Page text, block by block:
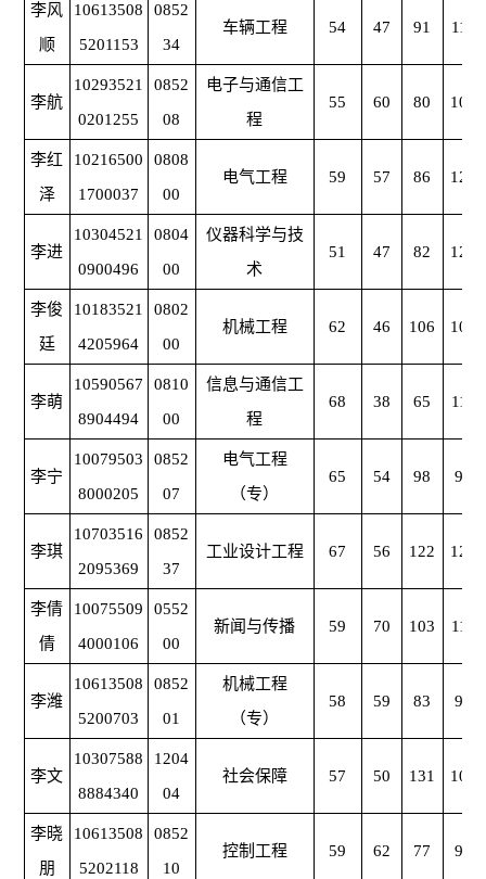
李风
顺
10613508
5201153
0852
34
车辆工程 54 47 91 111
李航
10293521
0201255
0852
08
电子与通信工
程
55 60 80 102
李红
泽
10216500
1700037
0808
00
电气工程 59 57 86 121
李进
10304521
0900496
0804
00
仪器科学与技
术
51 47 82 128
李俊
廷
10183521
4205964
0802
00
机械工程 62 46 106 108
李萌
10590567
8904494
0810
00
信息与通信工
程
68 38 65 116
李宁
10079503
8000205
0852
07
电气工程
（专）
65 54 98 93
李琪
10703516
2095369
0852
37
工业设计工程 67 56 122 120
李倩
倩
10075509
4000106
0552
00
新闻与传播 59 70 103 117
李潍
10613508
5200703
0852
01
机械工程
（专）
58 59 83 94
李文
10307588
8884340
1204
04
社会保障 57 50 131 106
李晓
朋
10613508
5202118
0852
10
控制工程 59 62 77 91